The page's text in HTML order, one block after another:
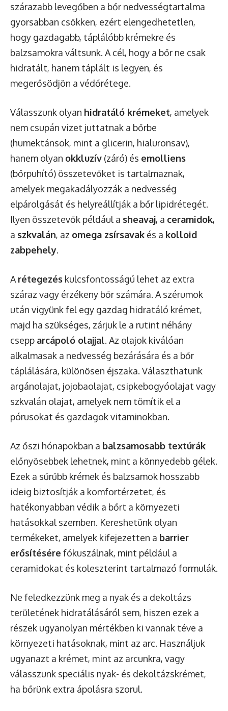
szárazabb levegőben a bőr nedvességtartalma
gyorsabban csökken, ezért elengedhetetlen,
hogy gazdagabb, táplálóbb krémekre és
balzsamokra váltsunk. A cél, hogy a bőr ne csak
hidratált, hanem táplált is legyen, és
megerősödjön a védőrétege.
Válasszunk olyan hidratáló krémeket, amelyek
nem csupán vizet juttatnak a bőrbe
(humektánsok, mint a glicerin, hialuronsav),
hanem olyan okkluzív (záró) és emolliens
(bőrpuhító) összetevőket is tartalmaznak,
amelyek megakadályozzák a nedvesség
elpárolgását és helyreállítják a bőr lipidrétegét.
Ilyen összetevők például a sheavaj, a ceramidok,
a szkvalán, az omega zsírsavak és a kolloid
zabpehely.
A rétegezés kulcsfontosságú lehet az extra
száraz vagy érzékeny bőr számára. A szérumok
után vigyünk fel egy gazdag hidratáló krémet,
majd ha szükséges, zárjuk le a rutint néhány
csepp arcápoló olajjal. Az olajok kiválóan
alkalmasak a nedvesség bezárására és a bőr
táplálására, különösen éjszaka. Választhatunk
argánolajat, jojobaolajat, csipkebogyóolajat vagy
szkvalán olajat, amelyek nem tömítik el a
pórusokat és gazdagok vitaminokban.
Az őszi hónapokban a balzsamosabb textúrák
előnyösebbek lehetnek, mint a könnyedebb gélek.
Ezek a sűrűbb krémek és balzsamok hosszabb
ideig biztosítják a komfortérzetet, és
hatékonyabban védik a bőrt a környezeti
hatásokkal szemben. Kereshetünk olyan
termékeket, amelyek kifejezetten a barrier
erősítésére fókuszálnak, mint például a
ceramidokat és koleszterint tartalmazó formulák.
Ne feledkezzünk meg a nyak és a dekoltázs
területének hidratálásáról sem, hiszen ezek a
részek ugyanolyan mértékben ki vannak téve a
környezeti hatásoknak, mint az arc. Használjuk
ugyanazt a krémet, mint az arcunkra, vagy
válasszunk speciális nyak- és dekoltázskrémet,
ha bőrünk extra ápolásra szorul.